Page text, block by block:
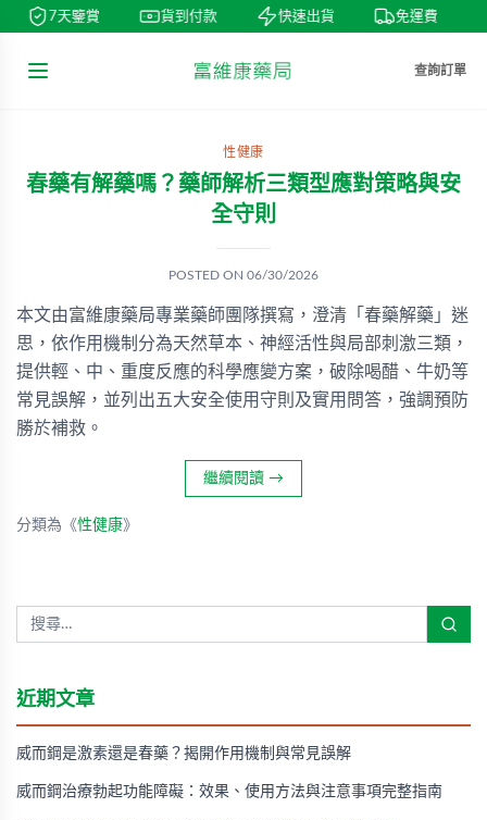
7天鑒賞 貨到付款 快速出貨 免運費
查詢訂單
性健康
春藥有解藥嗎？藥師解析三類型應對策略與安
全守則
POSTED ON 06/30/2026
本文由富維康藥局專業藥師團隊撰寫，澄清「春藥解藥」迷
思，依作用機制分為天然草本、神經活性與局部刺激三類，
提供輕、中、重度反應的科學應變方案，破除喝醋、牛奶等
常見誤解，並列出五大安全使用守則及實用問答，強調預防
勝於補救。
繼續閱讀 →
分類為《性健康》
近期文章
威而鋼是激素還是春藥？揭開作用機制與常見誤解
威而鋼治療勃起功能障礙：效果、使用方法與注意事項完整指南